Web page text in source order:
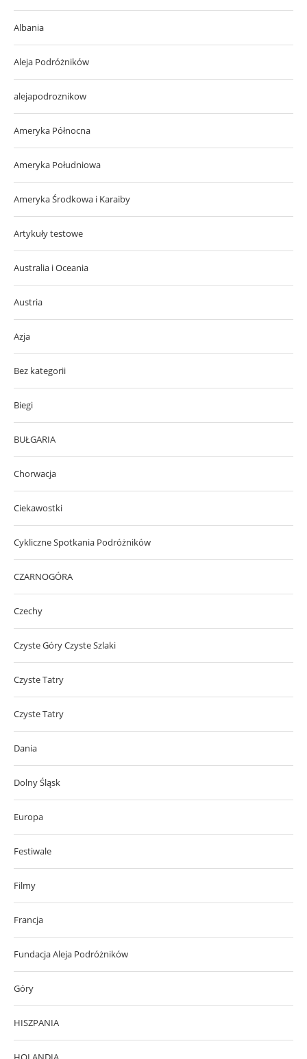
Albania
Aleja Podróżników
alejapodroznikow
Ameryka Północna
Ameryka Południowa
Ameryka Środkowa i Karaiby
Artykuły testowe
Australia i Oceania
Austria
Azja
Bez kategorii
Biegi
BUŁGARIA
Chorwacja
Ciekawostki
Cykliczne Spotkania Podróżników
CZARNOGÓRA
Czechy
Czyste Góry Czyste Szlaki
Czyste Tatry
Czyste Tatry
Dania
Dolny Śląsk
Europa
Festiwale
Filmy
Francja
Fundacja Aleja Podróżników
Góry
HISZPANIA